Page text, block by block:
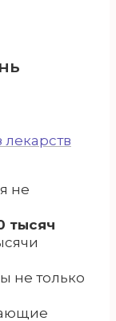
не
тысяч
не только